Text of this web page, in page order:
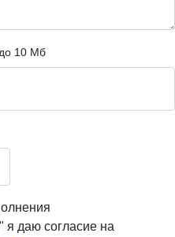
10 Мб
я даю согласие на